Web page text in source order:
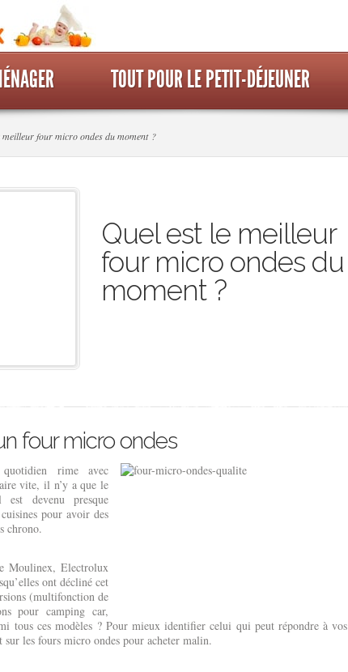
TOUT POUR LE PETIT-DÉJEUNER
meilleur four micro ondes du moment ?
Quel est le meilleur
four micro ondes du
moment ?
four micro ondes
rime avec
vite, il n’y a que le
devenu presque
pour avoir des
chrono.
Moulinex, Electrolux
ont décliné cet
(multifonction de
pour camping car,
tous ces modèles ? Pour mieux identifier celui qui peut répondre à vos
sur les fours micro ondes pour acheter malin.